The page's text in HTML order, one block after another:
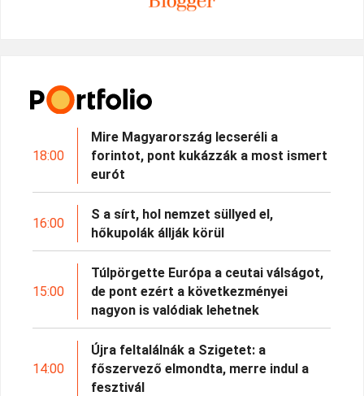
18:00
Mire Magyarország lecseréli a
forintot, pont kukázzák a most ismert
eurót
16:00
S a sírt, hol nemzet süllyed el,
hőkupolák állják körül
15:00
Túlpörgette Európa a ceutai válságot,
de pont ezért a következményei
nagyon is valódiak lehetnek
14:00
Újra feltalálnák a Szigetet: a
főszervező elmondta, merre indul a
fesztivál